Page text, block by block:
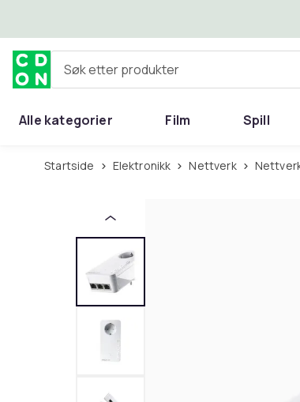
Søk etter produkter
Alle kategorier Film Spill
Startside Elektronikk Nettverk